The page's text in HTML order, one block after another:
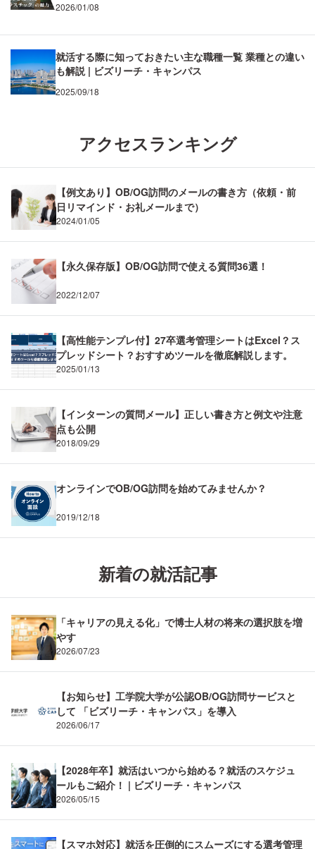
2026/01/08
就活する際に知っておきたい主な職種一覧 業種との違い
も解説 | ビズリーチ・キャンパス
2025/09/18
アクセスランキング
【例文あり】OB/OG訪問のメールの書き方（依頼・前
日リマインド・お礼メールまで）
2024/01/05
【永久保存版】OB/OG訪問で使える質問36選！
2022/12/07
【高性能テンプレ付】27卒選考管理シートはExcel？ス
プレッドシート？おすすめツールを徹底解説します。
2025/01/13
【インターンの質問メール】正しい書き方と例文や注意
点も公開
2018/09/29
オンラインでOB/OG訪問を始めてみませんか？
2019/12/18
新着の就活記事
「キャリアの見える化」で博士人材の将来の選択肢を増
やす
2026/07/23
【お知らせ】工学院大学が公認OB/OG訪問サービスと
して 「ビズリーチ・キャンパス」を導入
2026/06/17
【2028年卒】就活はいつから始める？就活のスケジュ
ールもご紹介！ | ビズリーチ・キャンパス
2026/05/15
【スマホ対応】就活を圧倒的にスムーズにする選考管理